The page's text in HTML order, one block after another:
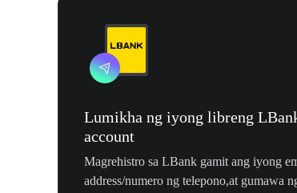
Lumikha ng iyong libreng
account
Magrehistro sa LBank gamit ang iyong
address/numero ng telepono,at gumawa